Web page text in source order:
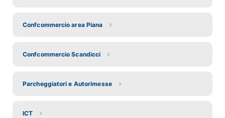
Confcommercio area Piana
Confcommercio Scandicci
Parcheggiatori e Autorimesse
ICT